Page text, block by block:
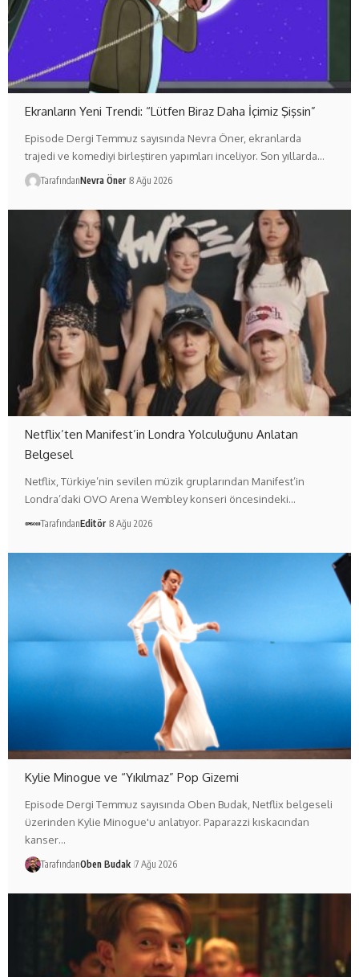
Ekranların Yeni Trendi: “Lütfen Biraz Daha İçimiz Şişsin”
Episode Dergi Temmuz sayısında Nevra Öner, ekranlarda
trajedi ve komediyi birleştiren yapımları inceliyor. Son yıllarda…
TarafındanNevra Öner 8 Ağu 2026
Netflix’ten Manifest’in Londra Yolculuğunu Anlatan
Belgesel
Netflix, Türkiye’nin sevilen müzik gruplarından Manifest’in
Londra’daki OVO Arena Wembley konseri öncesindeki…
TarafındanEditör 8 Ağu 2026
Kylie Minogue ve “Yıkılmaz” Pop Gizemi
Episode Dergi Temmuz sayısında Oben Budak, Netflix belgeseli
üzerinden Kylie Minogue'u anlatıyor. Paparazzi kıskacından
kanser…
TarafındanOben Budak 7 Ağu 2026